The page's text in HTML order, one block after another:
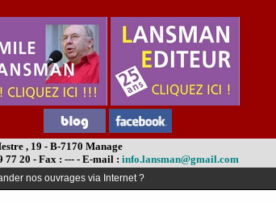
, 19 - B-7170 Manage
77 20 - Fax : --- - E-mail : info.lansman@gmail.com
nos ouvrages via Internet ?